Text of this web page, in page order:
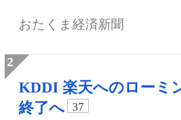
おたくま経済新聞
KDDI 楽天へのローミ
終了へ
37